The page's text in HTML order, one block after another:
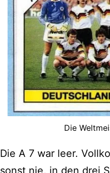
Die
Die A 7 war leer.
sonst nie, in den drei